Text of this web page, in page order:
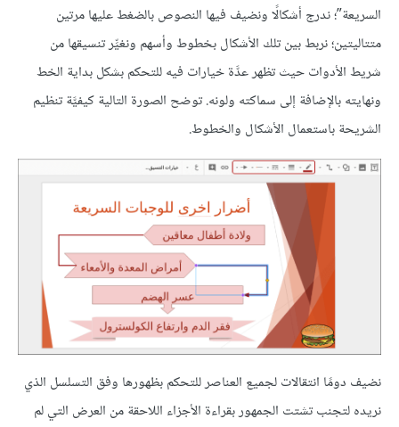
السريعة”؛ ندرج أشكالًا ونضيف فيها النصوص بالضغط عليها مرتين
متتاليتين؛ نربط بين تلك الأشكال بخطوط وأسهم ونغيِّر تنسيقها من
شريط الأدوات حيث تظهر عدَّة خيارات فيه للتحكم بشكل بداية الخط
ونهايته بالإضافة إلى سماكته ولونه. توضح الصورة التالية كيفيَّة تنظيم
الشريحة باستعمال الأشكال والخطوط.
نضيف دومًا انتقالات لجميع العناصر للتحكم بظهورها وفق التسلسل الذي
نريده لتجنب تشتت الجمهور بقراءة الأجزاء اللاحقة من العرض التي لم